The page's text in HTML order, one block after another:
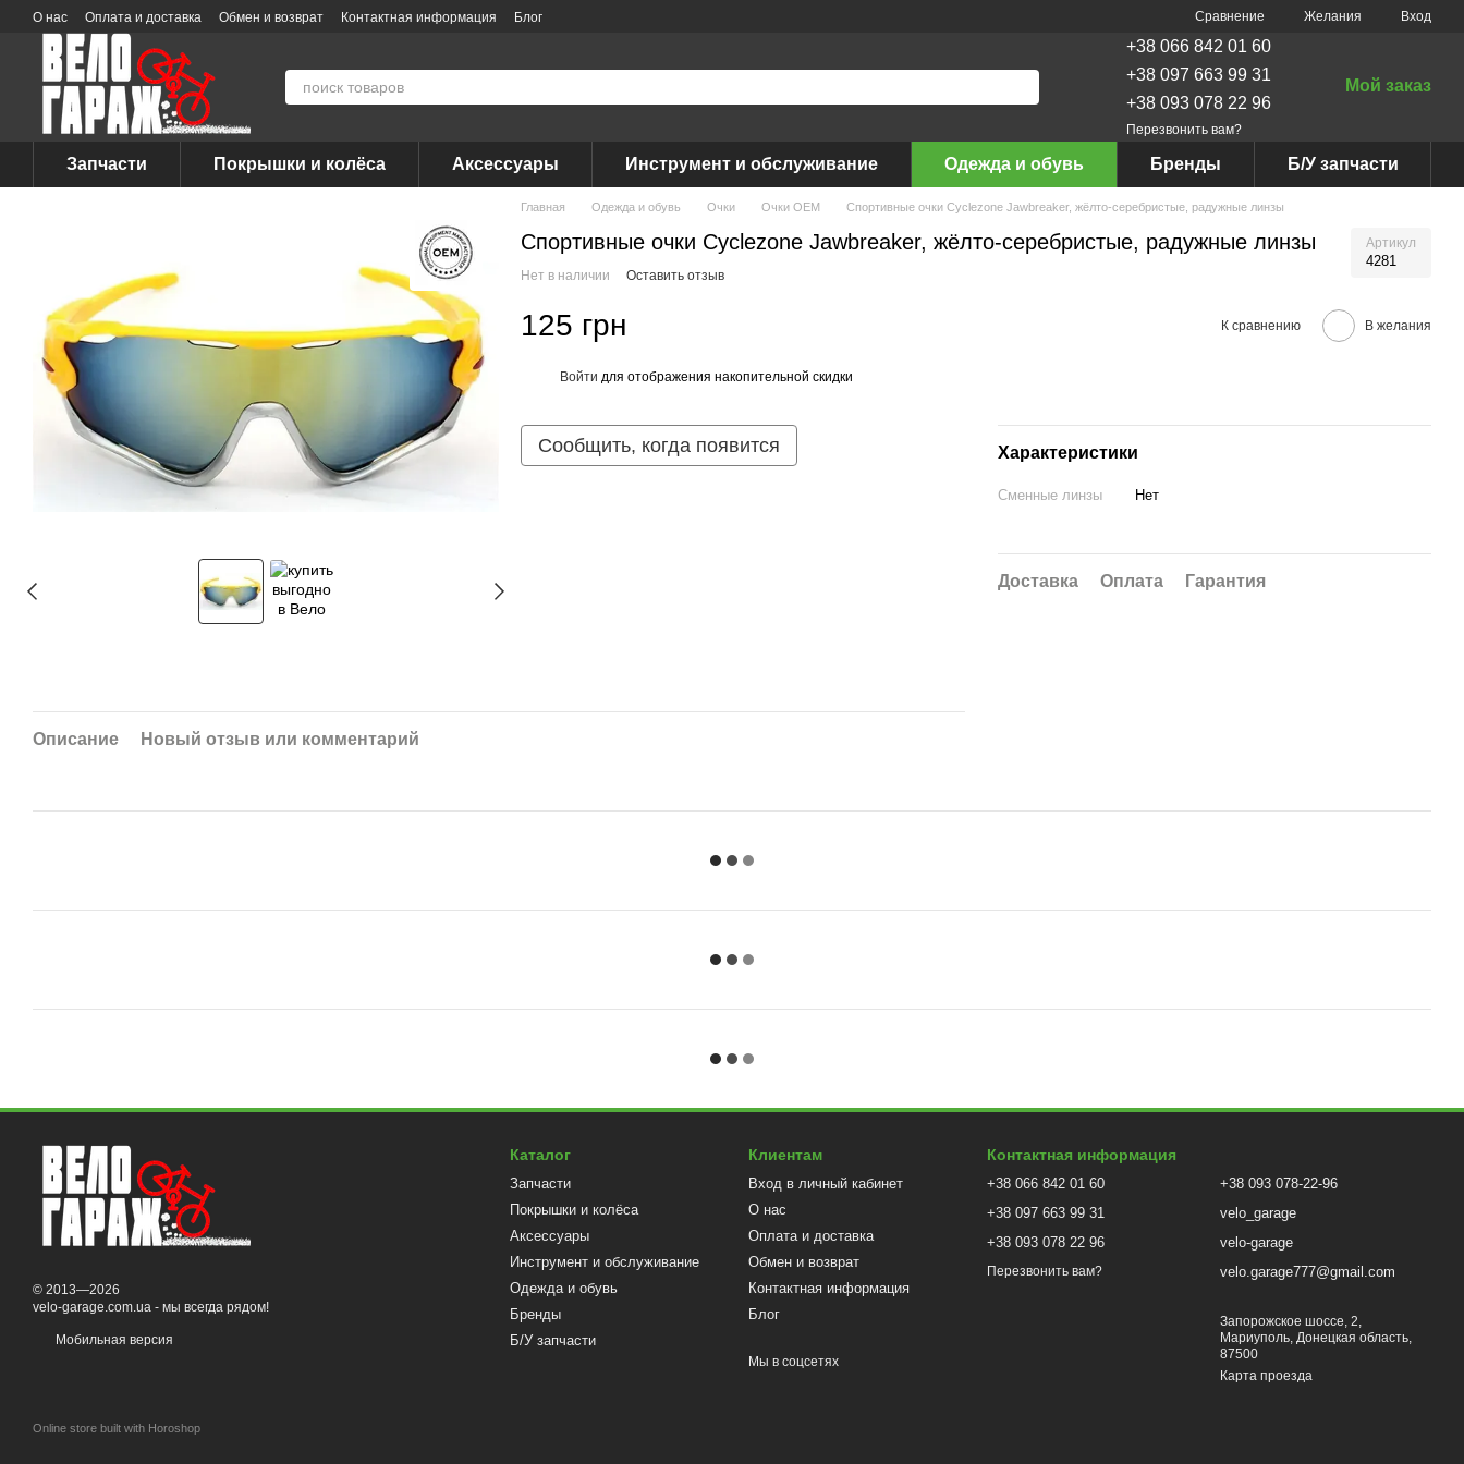
Перейти к основному контенту
О нас Оплата и доставка Обмен и возврат Контактная информация Блог Сравнение Желания Вход
+38 066 842 01 60
+38 097 663 99 31
+38 093 078 22 96
Перезвонить вам?
Мой заказ
Запчасти Покрышки и колёса Аксессуары Инструмент и обслуживание Одежда и обувь Бренды Б/У запчасти
Главная Одежда и обувь Очки Очки OEM Спортивные очки Cyclezone Jawbreaker, жёлто-серебристые, радужные линзы
Спортивные очки Cyclezone Jawbreaker, жёлто-серебристые, радужные линзы Артикул
4281
Нет в наличии Оставить отзыв
125 грн К сравнению В желания
Войти для отображения накопительной скидки
Сообщить, когда появится Характеристики
Сменные линзы Нет
Доставка Оплата Гарантия
Описание Новый отзыв или комментарий
© 2013—2026
velo-garage.com.ua - мы всегда рядом!
Мобильная версия
Online store built with Horoshop
Каталог
Запчасти
Покрышки и колёса
Аксессуары
Инструмент и обслуживание
Одежда и обувь
Бренды
Б/У запчасти
Клиентам
Вход в личный кабинет
О нас
Оплата и доставка
Обмен и возврат
Контактная информация
Блог
Мы в соцсетях
Контактная информация
+38 066 842 01 60
+38 097 663 99 31
+38 093 078 22 96
Перезвонить вам?
+38 093 078-22-96
velo_garage
velo-garage
velo.garage777@gmail.com
Запорожское шоссе, 2,
Мариуполь, Донецкая область,
87500
Карта проезда